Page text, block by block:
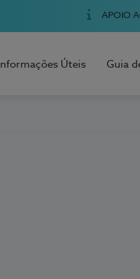
APOIO
Informações Úteis Guia